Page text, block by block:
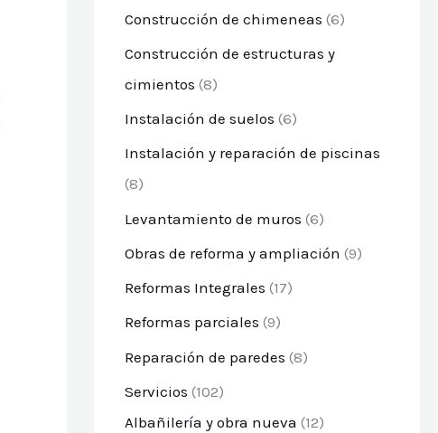
Construcción de chimeneas (6)
Construcción de estructuras y
cimientos (8)
Instalación de suelos (6)
Instalación y reparación de piscinas
(8)
Levantamiento de muros (6)
Obras de reforma y ampliación (9)
Reformas Integrales (17)
Reformas parciales (9)
Reparación de paredes (8)
Servicios (102)
Albañilería y obra nueva (12)